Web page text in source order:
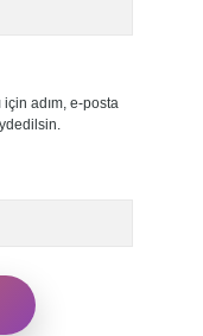
için adım, e-posta